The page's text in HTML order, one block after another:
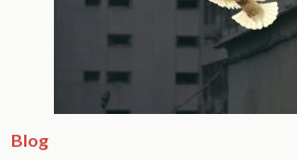
Blog